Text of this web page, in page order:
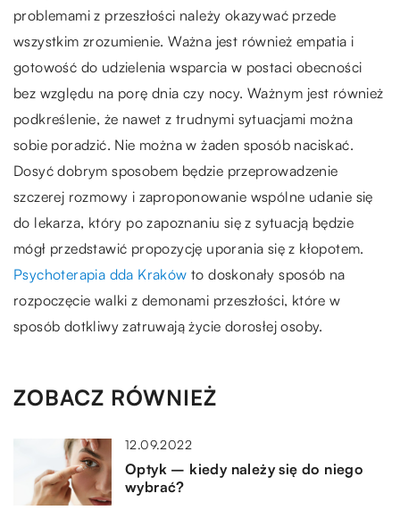
problemami z przeszłości należy okazywać przede
wszystkim zrozumienie. Ważna jest również empatia i
gotowość do udzielenia wsparcia w postaci obecności
bez względu na porę dnia czy nocy. Ważnym jest również
podkreślenie, że nawet z trudnymi sytuacjami można
sobie poradzić. Nie można w żaden sposób naciskać.
Dosyć dobrym sposobem będzie przeprowadzenie
szczerej rozmowy i zaproponowanie wspólne udanie się
do lekarza, który po zapoznaniu się z sytuacją będzie
mógł przedstawić propozycję uporania się z kłopotem.
Psychoterapia dda Kraków to doskonały sposób na
rozpoczęcie walki z demonami przeszłości, które w
sposób dotkliwy zatruwają życie dorosłej osoby.
ZOBACZ RÓWNIEŻ
12.09.2022
Optyk – kiedy należy się do niego
wybrać?